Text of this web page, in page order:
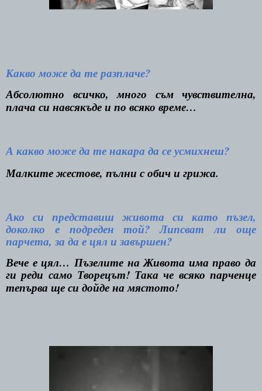
Какво може да те разплаче?
Абсолютно всичко, много съм чувствителна,
плача си навсякъде и по всяко време…
А какво може да те накара да се усмихнеш?
Малките жестове, пълни с обич и грижа.
Ако си представиш живота си като пъзел,
доколко е подреден той? Липсват ли още
парчета, за да е цял и завършен?
Вече е цял… Пъзелите на Живота има право да
ги реди само Творецът! Така че всяко парченце
тепърва ще си дойде на мястото!